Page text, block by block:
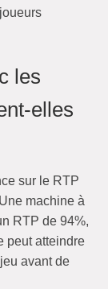
les
elles
sur le RTP
machine à
RTP de 94%,
peut atteindre
avant de